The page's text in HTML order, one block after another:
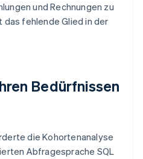
und Rechnungen zu
fehlende Glied in der
Bedürfnissen
die Kohortenanalyse
Abfragesprache SQL